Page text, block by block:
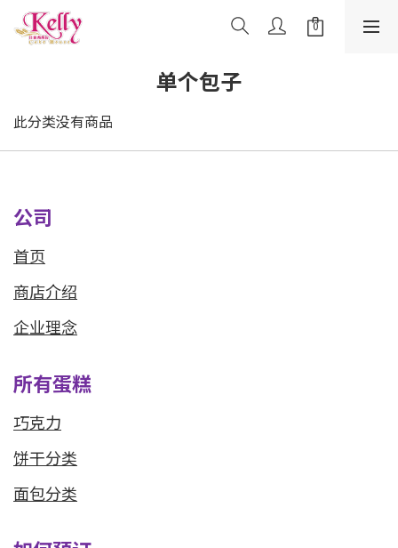
单个包子
此分类没有商品
公司
首页
商店介绍
企业理念
所有蛋糕
巧克力
饼干分类
面包分类